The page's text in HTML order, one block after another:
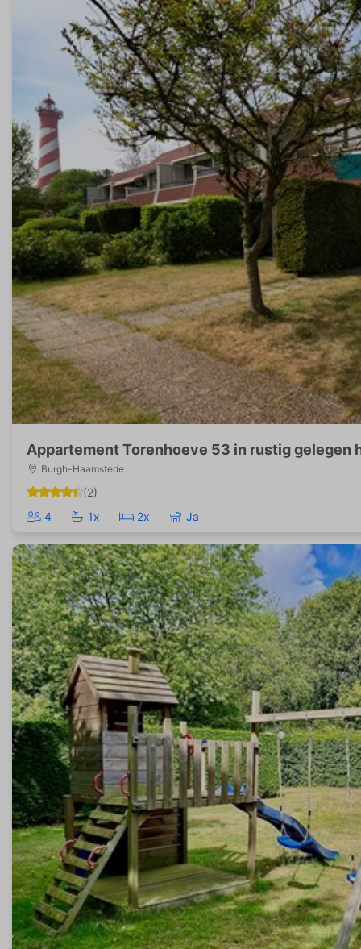
Appartement Torenhoeve 53 in rustig gelegen
Burgh-Haamstede
(2)
4
1x 2x Ja